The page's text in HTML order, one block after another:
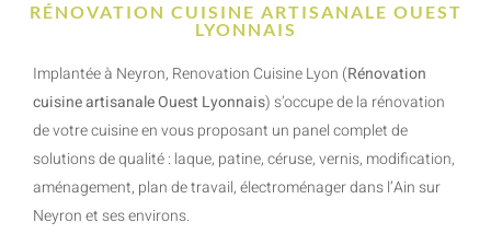
RÉNOVATION CUISINE ARTISANALE OUEST
LYONNAIS
Implantée à Neyron, Renovation Cuisine Lyon (Rénovation
cuisine artisanale Ouest Lyonnais) s’occupe de la rénovation
de votre cuisine en vous proposant un panel complet de
solutions de qualité : laque, patine, céruse, vernis, modification,
aménagement, plan de travail, électroménager dans l’Ain sur
Neyron et ses environs.